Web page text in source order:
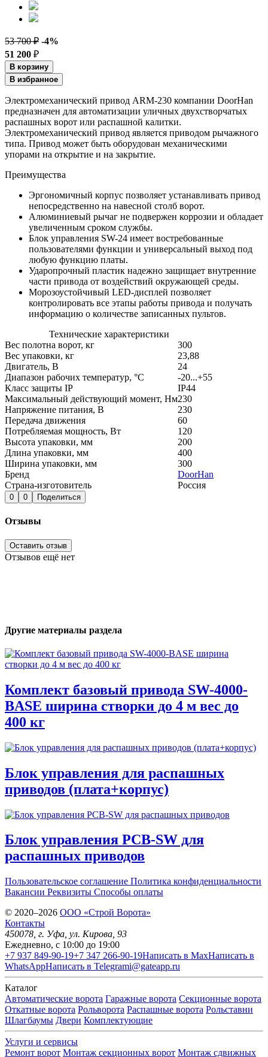
53 700 ₽ -4%
51 200 ₽
В корзину
В избранное
Электромеханический привод ARM-230 компании DoorHan
предназначен для автоматизации уличных двухстворчатых
распашных ворот или распашной калитки.
Электромеханический привод является приводом рычажного
типа. Привод может быть оборудован механическими
упорами на открытие и на закрытие.
Преимущества
Эргономичный корпус позволяет устанавливать привод
непосредственно на навесной столб ворот.
Алюминиевый рычаг не подвержен коррозии и обладает
увеличенным сроком службы.
Блок управления SW-24 имеет востребованные
пользователями функции и универсальный выход под
любую функцию платы.
Ударопрочный пластик надежно защищает внутренние
части привода от воздействий окружающей среды.
Морозоустойчивый LED-дисплей позволяет
контролировать все этапы работы привода и получать
информацию о количестве записанных пультов.
Технические характеристики
Вес полотна ворот, кг
300
Вес упаковки, кг
23,88
Двигатель, В
24
Диапазон рабочих температур, °С
-20...+55
Класс защиты IP
IP44
Максимальный действующий момент, Нм230
Напряжение питания, В
230
Передача движения
60
Потребляемая мощность, Вт
120
Высота упаковки, мм
200
Длина упаковки, мм
400
Ширина упаковки, мм
300
Бренд
DoorHan
Страна-изготовитель
Россия
0 0 Поделиться
Отзывы
Оставить отзыв
Отзывов ещё нет
Другие материалы раздела
Комплект базовый привода SW-4000-
BASE ширина створки до 4 м вес до
400 кг
Блок управления для распашных
приводов (плата+корпус)
Блок управления PCB-SW для
распашных приводов
Пользовательское соглашение Политика конфиденциальности
Вакансии Реквизиты Способы оплаты
© 2020–2026 OOO «Строй Ворота»
Контакты
450078 , г. Уфа ул. Кирова, 93
Ежедневно, с 10:00 до 19:00
+7 937 849-90-19+7 347 266-90-19Написать в MaxНаписать в
WhatsAppНаписать в Telegrami@gateapp.ru
Каталог
Автоматические ворота Гаражные ворота Секционные ворота
Откатные ворота Рольворота Распашные ворота Рольставни
Шлагбаумы Двери Комплектующие
Услуги и сервисы
Ремонт ворот Монтаж секционных ворот Монтаж сдвижных